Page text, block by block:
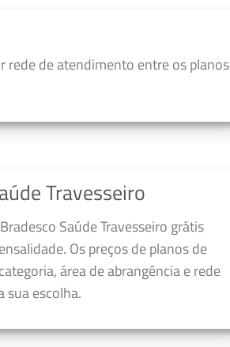
rede de atendimento entre os planos
Travesseiro
Saúde Travesseiro grátis
Os preços de planos de
área de abrangência e rede
sua escolha.